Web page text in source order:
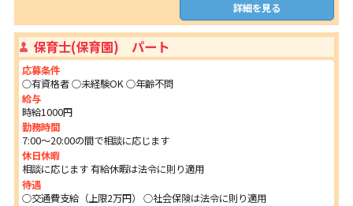
詳細を見る
保育士(保育園) パート
応募条件
○有資格者 ○未経験OK ○年齢不問
給与
時給1000円
勤務時間
7:00～20:00の間で相談に応じます
休日休暇
相談に応じます 有給休暇は法令に則り適用
待遇
○交通費支給（上限2万円） ○社会保険は法令に則り適用